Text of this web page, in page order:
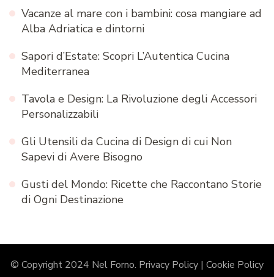
Vacanze al mare con i bambini: cosa mangiare ad
Alba Adriatica e dintorni
Sapori d’Estate: Scopri L’Autentica Cucina
Mediterranea
Tavola e Design: La Rivoluzione degli Accessori
Personalizzabili
Gli Utensili da Cucina di Design di cui Non
Sapevi di Avere Bisogno
Gusti del Mondo: Ricette che Raccontano Storie
di Ogni Destinazione
© Copyright 2024 Nel Forno. Privacy Policy | Cookie Policy